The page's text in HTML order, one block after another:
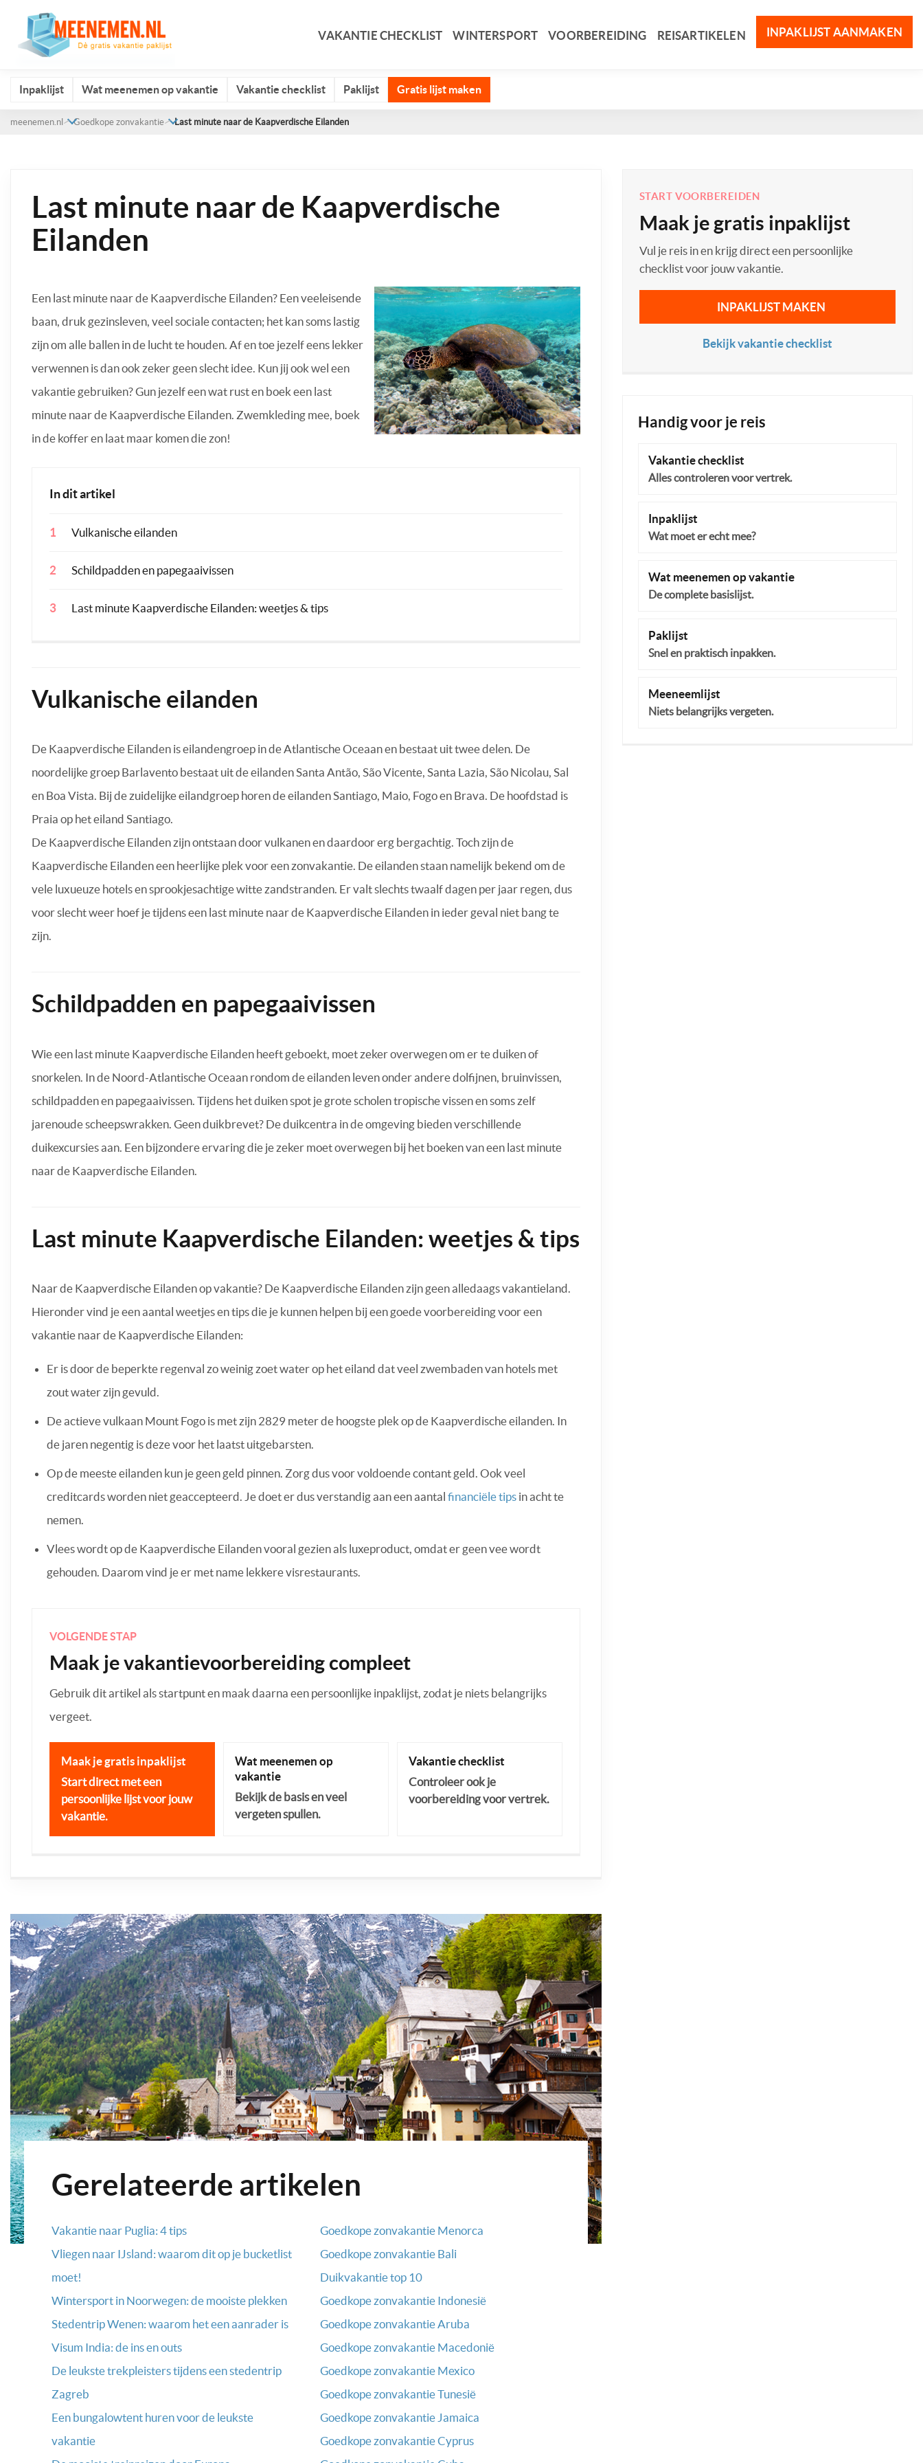
VAKANTIE CHECKLIST WINTERSPORT VOORBEREIDING REISARTIKELEN INPAKLIJST AANMAKEN
Inpaklijst Wat meenemen op vakantie Vakantie checklist Paklijst Gratis lijst maken
meenemen.nl Goedkope zonvakantie Last minute naar de Kaapverdische Eilanden
Last minute naar de Kaapverdische
Eilanden
Een last minute naar de Kaapverdische Eilanden? Een veeleisende
baan, druk gezinsleven, veel sociale contacten; het kan soms lastig
zijn om alle ballen in de lucht te houden. Af en toe jezelf eens lekker
verwennen is dan ook zeker geen slecht idee. Kun jij ook wel een
vakantie gebruiken? Gun jezelf een wat rust en boek een last
minute naar de Kaapverdische Eilanden. Zwemkleding mee, boek
in de koffer en laat maar komen die zon!
In dit artikel
Vulkanische eilanden
Schildpadden en papegaaivissen
Last minute Kaapverdische Eilanden: weetjes & tips
Vulkanische eilanden
De Kaapverdische Eilanden is eilandengroep in de Atlantische Oceaan en bestaat uit twee delen. De
noordelijke groep Barlavento bestaat uit de eilanden Santa Antão, São Vicente, Santa Lazia, São Nicolau, Sal
en Boa Vista. Bij de zuidelijke eilandgroep horen de eilanden Santiago, Maio, Fogo en Brava. De hoofdstad is
Praia op het eiland Santiago.
De Kaapverdische Eilanden zijn ontstaan door vulkanen en daardoor erg bergachtig. Toch zijn de
Kaapverdische Eilanden een heerlijke plek voor een zonvakantie. De eilanden staan namelijk bekend om de
vele luxueuze hotels en sprookjesachtige witte zandstranden. Er valt slechts twaalf dagen per jaar regen, dus
voor slecht weer hoef je tijdens een last minute naar de Kaapverdische Eilanden in ieder geval niet bang te
zijn.
Schildpadden en papegaaivissen
Wie een last minute Kaapverdische Eilanden heeft geboekt, moet zeker overwegen om er te duiken of
snorkelen. In de Noord-Atlantische Oceaan rondom de eilanden leven onder andere dolfijnen, bruinvissen,
schildpadden en papegaaivissen. Tijdens het duiken spot je grote scholen tropische vissen en soms zelf
jarenoude scheepswrakken. Geen duikbrevet? De duikcentra in de omgeving bieden verschillende
duikexcursies aan. Een bijzondere ervaring die je zeker moet overwegen bij het boeken van een last minute
naar de Kaapverdische Eilanden.
Last minute Kaapverdische Eilanden: weetjes & tips
Naar de Kaapverdische Eilanden op vakantie? De Kaapverdische Eilanden zijn geen alledaags vakantieland.
Hieronder vind je een aantal weetjes en tips die je kunnen helpen bij een goede voorbereiding voor een
vakantie naar de Kaapverdische Eilanden:
Er is door de beperkte regenval zo weinig zoet water op het eiland dat veel zwembaden van hotels met
zout water zijn gevuld.
De actieve vulkaan Mount Fogo is met zijn 2829 meter de hoogste plek op de Kaapverdische eilanden. In
de jaren negentig is deze voor het laatst uitgebarsten.
Op de meeste eilanden kun je geen geld pinnen. Zorg dus voor voldoende contant geld. Ook veel
creditcards worden niet geaccepteerd. Je doet er dus verstandig aan een aantal financiële tips in acht te
nemen.
Vlees wordt op de Kaapverdische Eilanden vooral gezien als luxeproduct, omdat er geen vee wordt
gehouden. Daarom vind je er met name lekkere visrestaurants.
VOLGENDE STAP
Maak je vakantievoorbereiding compleet
Gebruik dit artikel als startpunt en maak daarna een persoonlijke inpaklijst, zodat je niets belangrijks
vergeet.
Maak je gratis inpaklijst
Start direct met een
persoonlijke lijst voor jouw
vakantie.
Wat meenemen op
vakantie
Bekijk de basis en veel
vergeten spullen.
Vakantie checklist
Controleer ook je
voorbereiding voor vertrek.
Gerelateerde artikelen
Vakantie naar Puglia: 4 tips
Vliegen naar IJsland: waarom dit op je bucketlist
moet!
Wintersport in Noorwegen: de mooiste plekken
Stedentrip Wenen: waarom het een aanrader is
Visum India: de ins en outs
De leukste trekpleisters tijdens een stedentrip
Zagreb
Een bungalowtent huren voor de leukste
vakantie
Goedkope zonvakantie Menorca
Goedkope zonvakantie Bali
Duikvakantie top 10
Goedkope zonvakantie Indonesië
Goedkope zonvakantie Aruba
Goedkope zonvakantie Macedonië
Goedkope zonvakantie Mexico
Goedkope zonvakantie Tunesië
Goedkope zonvakantie Jamaica
Goedkope zonvakantie Cyprus
START VOORBEREIDEN
Maak je gratis inpaklijst
Vul je reis in en krijg direct een persoonlijke
checklist voor jouw vakantie.
INPAKLIJST MAKEN
Bekijk vakantie checklist
Handig voor je reis
Vakantie checklist
Alles controleren voor vertrek.
Inpaklijst
Wat moet er echt mee?
Wat meenemen op vakantie
De complete basislijst.
Paklijst
Snel en praktisch inpakken.
Meeneemlijst
Niets belangrijks vergeten.